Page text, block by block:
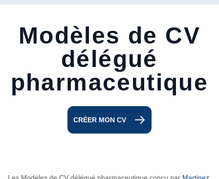
Modèles de CV
délégué
pharmaceutique
CRÉER MON CV
Les Modèles de CV délégué pharmaceutique conçu par Martinez